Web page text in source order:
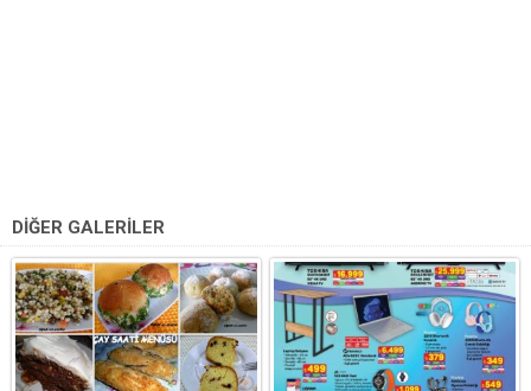
DİĞER GALERİLER